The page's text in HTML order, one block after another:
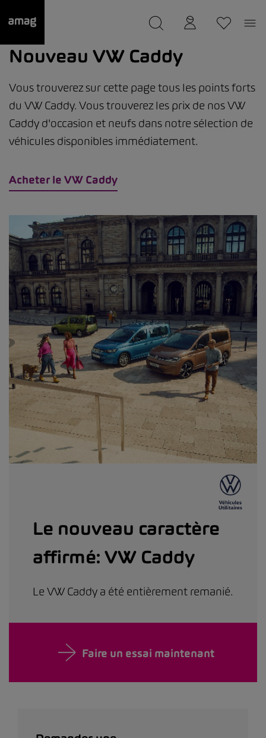
Nouveau VW Caddy
Acheter le VW Caddy
Vous trouverez sur cette page tous les points forts
du VW Caddy. Vous trouverez les prix de nos VW
Caddy d'occasion et neufs dans notre sélection de
véhicules disponibles immédiatement.
Le nouveau caractère
affirmé: VW Caddy
Le VW Caddy a été entièrement remanié.
Faire un essai maintenant